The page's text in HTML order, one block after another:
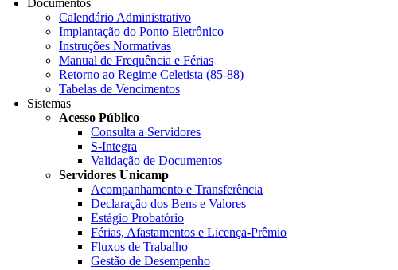
Documentos
Calendário Administrativo
Implantação do Ponto Eletrônico
Instruções Normativas
Manual de Frequência e Férias
Retorno ao Regime Celetista (85-88)
Tabelas de Vencimentos
Sistemas
Acesso Público
Consulta a Servidores
S-Integra
Validação de Documentos
Servidores Unicamp
Acompanhamento e Transferência
Declaração dos Bens e Valores
Estágio Probatório
Férias, Afastamentos e Licença-Prêmio
Fluxos de Trabalho
Gestão de Desempenho